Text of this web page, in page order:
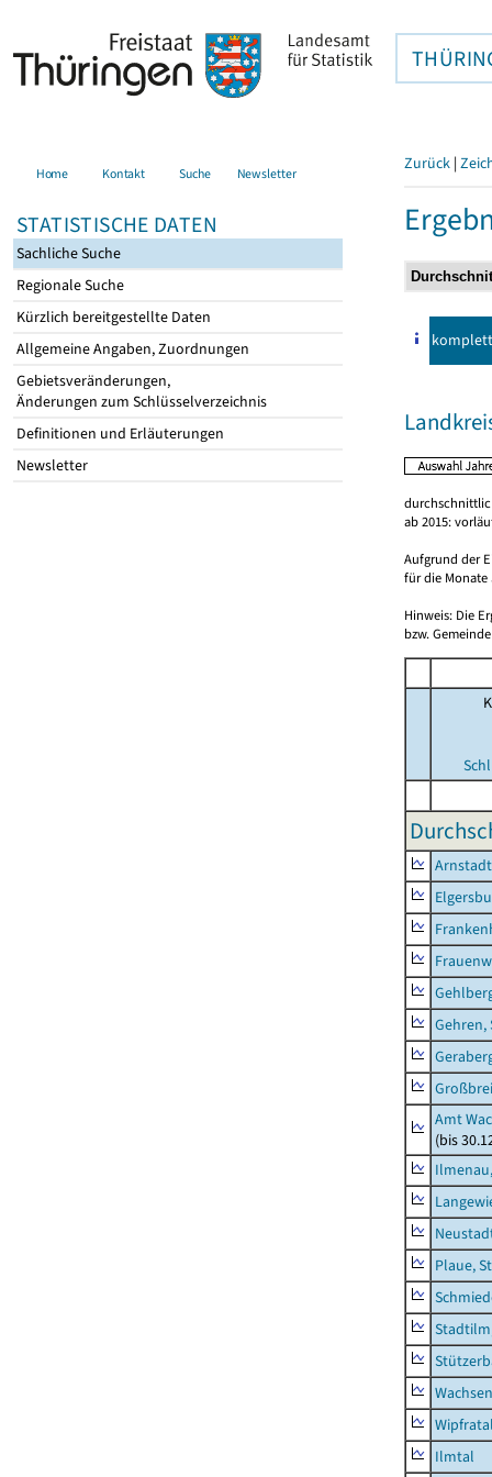
Home Kontakt Suche Newsletter
STATISTISCHE DATEN
Sachliche Suche
Regionale Suche
Kürzlich bereitgestellte Daten
Allgemeine Angaben, Zuordnungen
Gebietsveränderungen,
Änderungen zum Schlüsselverzeichnis
Definitionen und Erläuterungen
Newsletter
Zurück |
komplett
ab 2015:
Aufgrund der
für die Monate
Hinweis: Die
bzw.
Gehren,
Amt
(bis
Plaue,
Ilmtal